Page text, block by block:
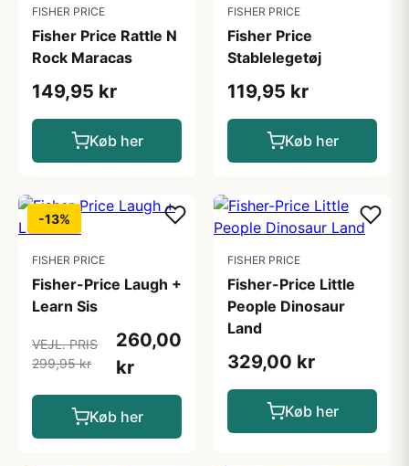
FISHER PRICE
Fisher Price Rattle N
Rock Maracas
149,95 kr
Køb her
FISHER PRICE
Fisher Price
Stablelegetøj
119,95 kr
Køb her
-13%
FISHER PRICE
Fisher-Price Laugh +
Learn Sis
VEJL. PRIS
299,95 kr
260,00
kr
Køb her
FISHER PRICE
Fisher-Price Little
People Dinosaur
Land
329,00 kr
Køb her